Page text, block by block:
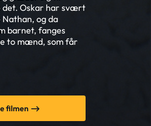
det. Oskar har svært
og da
barnet, fanges
to mænd, som får
filmen